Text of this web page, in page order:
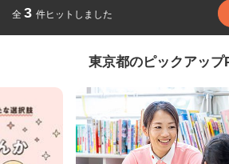
全 3 件ヒットしました
東京都のピックアップ